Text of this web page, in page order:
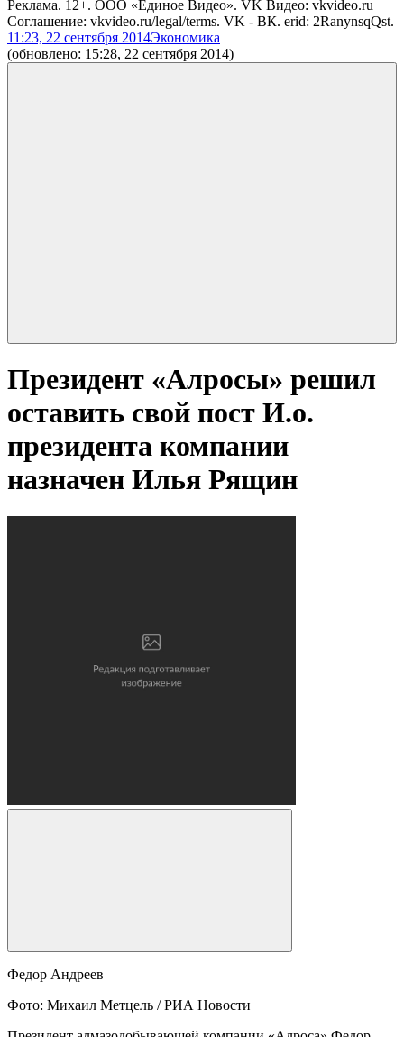
Реклама. 12+. ООО «Единое Видео». VK Видео: vkvideo.ru
Соглашение: vkvideo.ru/legal/terms. VK - ВК. erid: 2RanynsqQst.
11:23, 22 сентября 2014Экономика
(обновлено: 15:28, 22 сентября 2014)
Президент «Алросы» решил
оставить свой пост И.о.
президента компании
назначен Илья Рящин
Федор Андреев
Фото: Михаил Метцель / РИА Новости